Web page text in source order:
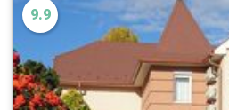
9.9